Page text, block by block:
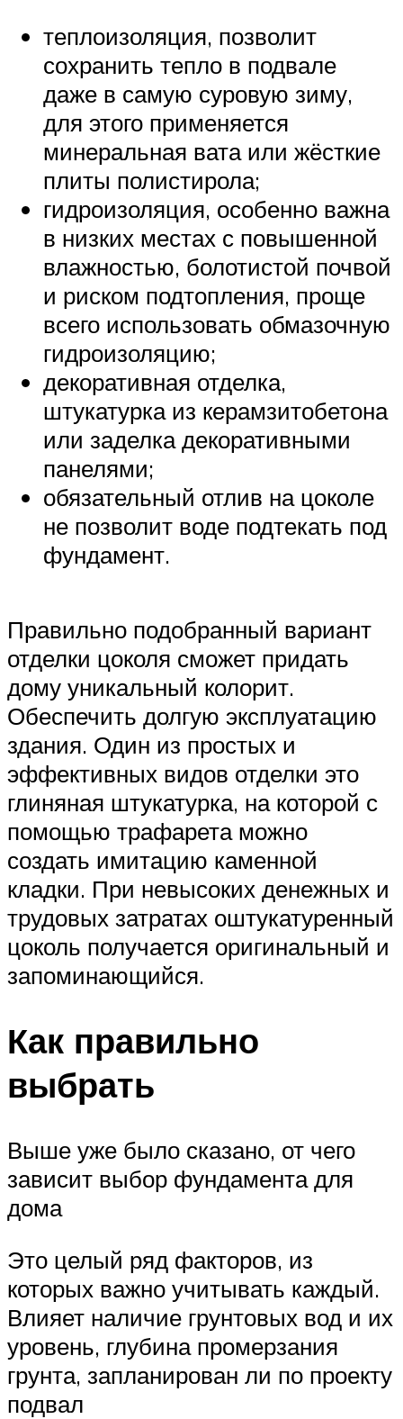
теплоизоляция, позволит
сохранить тепло в подвале
даже в самую суровую зиму,
для этого применяется
минеральная вата или жёсткие
плиты полистирола;
гидроизоляция, особенно важна
в низких местах с повышенной
влажностью, болотистой почвой
и риском подтопления, проще
всего использовать обмазочную
гидроизоляцию;
декоративная отделка,
штукатурка из керамзитобетона
или заделка декоративными
панелями;
обязательный отлив на цоколе
не позволит воде подтекать под
фундамент.
Правильно подобранный вариант
отделки цоколя сможет придать
дому уникальный колорит.
Обеспечить долгую эксплуатацию
здания. Один из простых и
эффективных видов отделки это
глиняная штукатурка, на которой с
помощью трафарета можно
создать имитацию каменной
кладки. При невысоких денежных и
трудовых затратах оштукатуренный
цоколь получается оригинальный и
запоминающийся.
Как правильно
выбрать
Выше уже было сказано, от чего
зависит выбор фундамента для
дома
Это целый ряд факторов, из
которых важно учитывать каждый.
Влияет наличие грунтовых вод и их
уровень, глубина промерзания
грунта, запланирован ли по проекту
подвал